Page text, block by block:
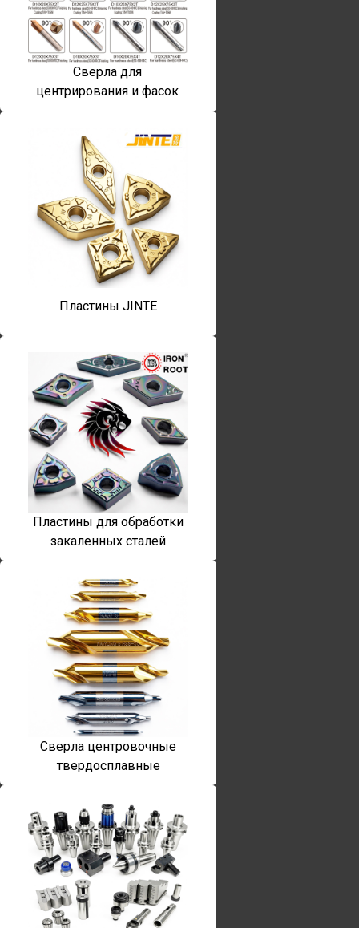
Сверла для
центрирования и фасок
Пластины JINTE
Пластины для обработки
закаленных сталей
Сверла центровочные
твердосплавные